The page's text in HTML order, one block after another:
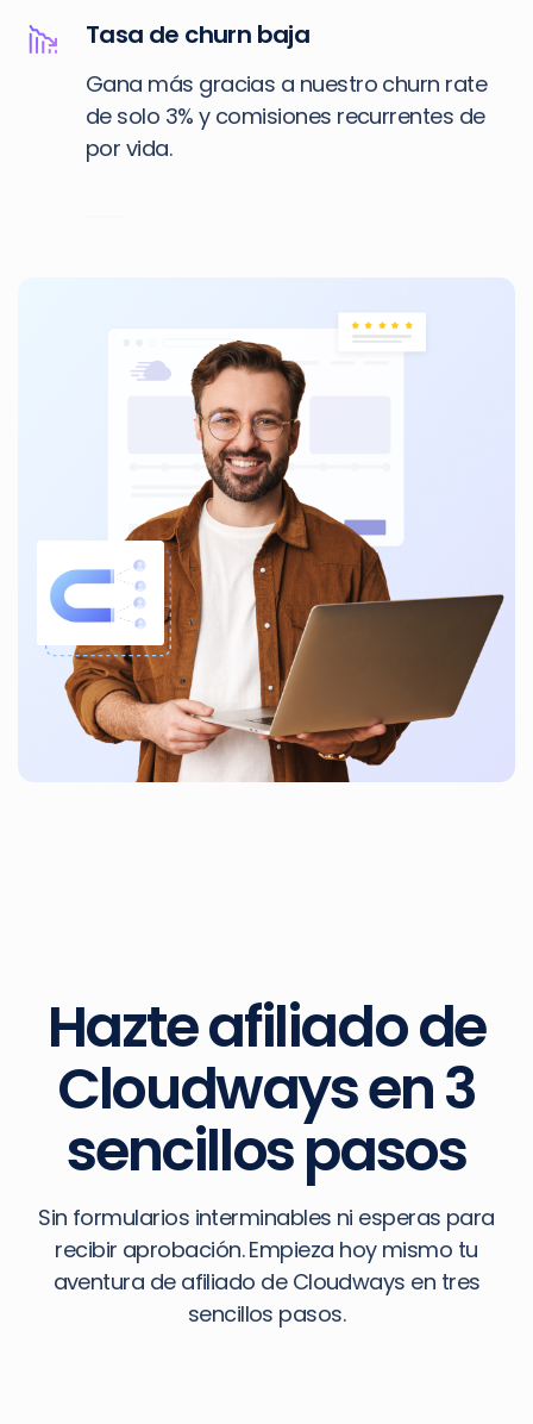
Tasa de churn baja
Gana más gracias a nuestro churn rate
de solo 3% y comisiones recurrentes de
por vida.
Hazte afiliado de
Cloudways en 3
sencillos pasos
Sin formularios interminables ni esperas para
recibir aprobación. Empieza hoy mismo tu
aventura de afiliado de Cloudways en tres
sencillos pasos.